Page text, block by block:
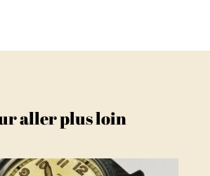
aller plus loin